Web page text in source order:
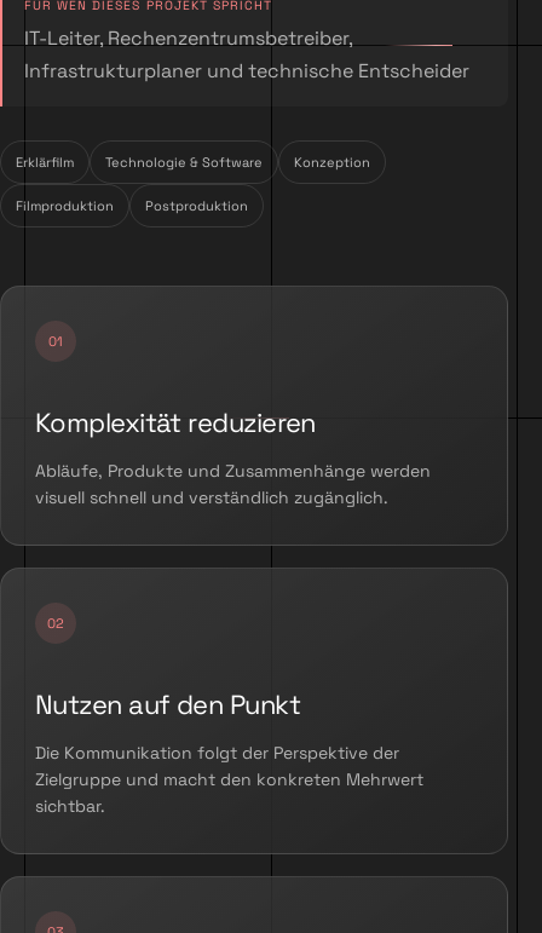
FÜR WEN DIESES PROJEKT SPRICHT
IT-Leiter, Rechenzentrumsbetreiber,
Infrastrukturplaner und technische Entscheider
Erklärfilm Technologie & Software Konzeption
Filmproduktion Postproduktion
Komplexität reduzieren
Abläufe, Produkte und Zusammenhänge werden
visuell schnell und verständlich zugänglich.
Nutzen auf den Punkt
Die Kommunikation folgt der Perspektive der
Zielgruppe und macht den konkreten Mehrwert
sichtbar.